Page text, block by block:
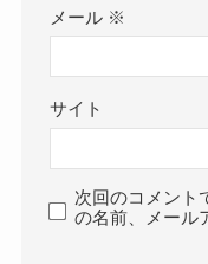
メール ※
サイト
次回のコメント
の名前、メール